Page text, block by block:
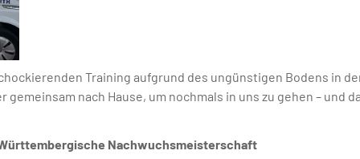
Training aufgrund des ungünstigen Bodens in
nach Hause, um nochmals in uns zu gehen – und
Nachwuchsmeisterschaft